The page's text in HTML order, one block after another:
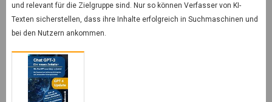
und relevant für die Zielgruppe sind. Nur so können Verfasser von KI-
Texten sicherstellen, dass ihre Inhalte erfolgreich in Suchmaschinen und
bei den Nutzern ankommen.